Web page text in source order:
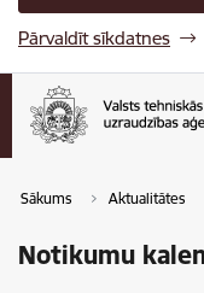
Pārvaldīt sīkdatnes
Sākums Aktualitātes
Notikumu